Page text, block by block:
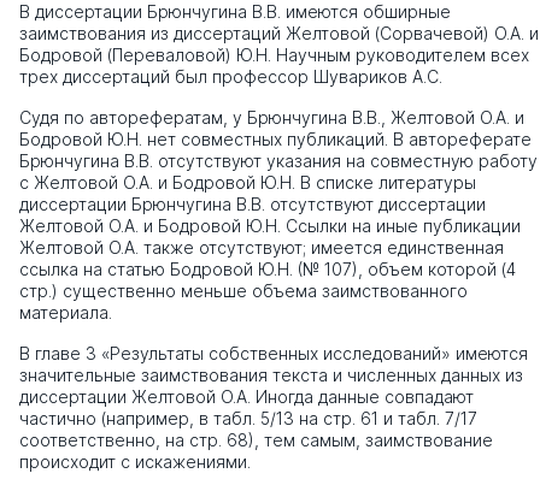
В диссертации Брюнчугина В.В. имеются обширные
заимствования из диссертаций Желтовой (Сорвачевой) О.А. и
Бодровой (Переваловой) Ю.Н. Научным руководителем всех
трех диссертаций был профессор Шувариков А.С.
Судя по авторефератам, у Брюнчугина В.В., Желтовой О.А. и
Бодровой Ю.Н. нет совместных публикаций. В автореферате
Брюнчугина В.В. отсутствуют указания на совместную работу
с Желтовой О.А. и Бодровой Ю.Н. В списке литературы
диссертации Брюнчугина В.В. отсутствуют диссертации
Желтовой О.А. и Бодровой Ю.Н. Ссылки на иные публикации
Желтовой О.А. также отсутствуют; имеется единственная
ссылка на статью Бодровой Ю.Н. (№ 107), объем которой (4
стр.) существенно меньше объема заимствованного
материала.
В главе 3 «Результаты собственных исследований» имеются
значительные заимствования текста и численных данных из
диссертации Желтовой О.А. Иногда данные совпадают
частично (например, в табл. 5/13 на стр. 61 и табл. 7/17
соответственно, на стр. 68), тем самым, заимствование
происходит с искажениями.